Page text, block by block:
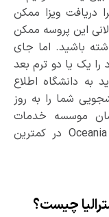
ویزا ممکن
طولانی این پروسه ممکن
باشید. اما جای
یک یا دو ترم بعد
به دانشگاه اطلاع
شما را به روز
موسسه خدمات
مهاجرتی Oceania Visa & Migration Services در کمترین
چیست؟